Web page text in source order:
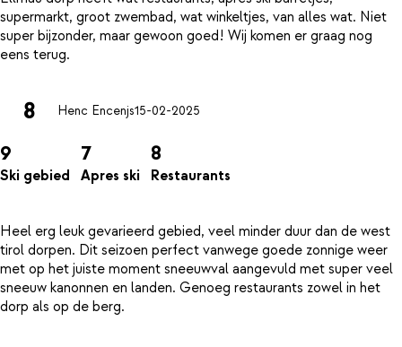
supermarkt, groot zwembad, wat winkeltjes, van alles wat. Niet
super bijzonder, maar gewoon goed! Wij komen er graag nog
8 Henc Encenjs15-02-2025
9
Ski gebied
7
Apres ski
8
Restaurants
Heel erg leuk gevarieerd gebied, veel minder duur dan de west
tirol dorpen. Dit seizoen perfect vanwege goede zonnige weer
met op het juiste moment sneeuwval aangevuld met super veel
sneeuw kanonnen en landen. Genoeg restaurants zowel in het